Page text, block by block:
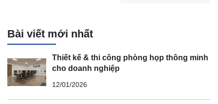
Bài viết mới nhất
Thiết kế & thi công phòng họp thông minh
cho doanh nghiệp
12/01/2026